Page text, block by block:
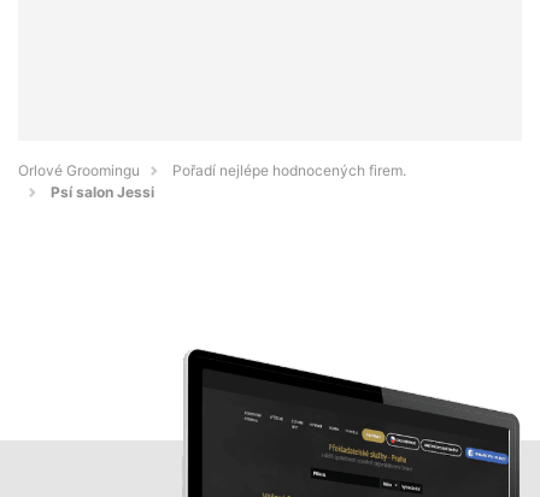
Orlové Groomingu
Pořadí nejlépe hodnocených firem.
Psí salon Jessi